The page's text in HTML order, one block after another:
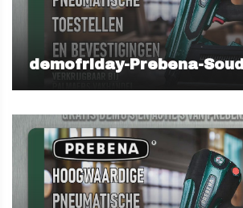
demofriday-Prebena-